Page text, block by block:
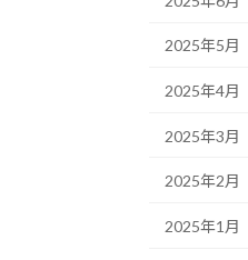
2025年5月
2025年4月
2025年3月
2025年2月
2025年1月